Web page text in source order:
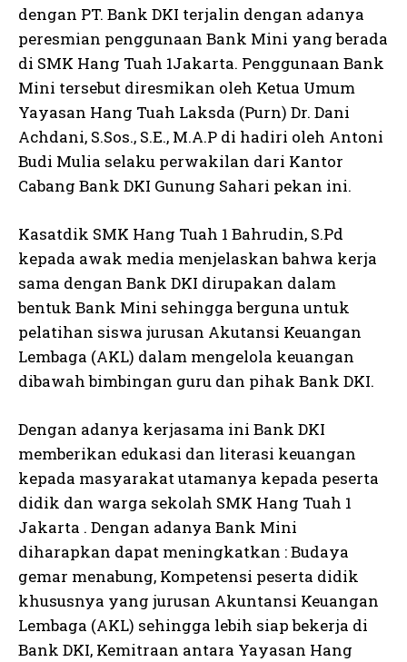
dengan PT. Bank DKI terjalin dengan adanya
peresmian penggunaan Bank Mini yang berada
di SMK Hang Tuah 1Jakarta. Penggunaan Bank
Mini tersebut diresmikan oleh Ketua Umum
Yayasan Hang Tuah Laksda (Purn) Dr. Dani
Achdani, S.Sos., S.E., M.A.P di hadiri oleh Antoni
Budi Mulia selaku perwakilan dari Kantor
Cabang Bank DKI Gunung Sahari pekan ini.
Kasatdik SMK Hang Tuah 1 Bahrudin, S.Pd
kepada awak media menjelaskan bahwa kerja
sama dengan Bank DKI dirupakan dalam
bentuk Bank Mini sehingga berguna untuk
pelatihan siswa jurusan Akutansi Keuangan
Lembaga (AKL) dalam mengelola keuangan
dibawah bimbingan guru dan pihak Bank DKI.
Dengan adanya kerjasama ini Bank DKI
memberikan edukasi dan literasi keuangan
kepada masyarakat utamanya kepada peserta
didik dan warga sekolah SMK Hang Tuah 1
Jakarta . Dengan adanya Bank Mini
diharapkan dapat meningkatkan : Budaya
gemar menabung, Kompetensi peserta didik
khususnya yang jurusan Akuntansi Keuangan
Lembaga (AKL) sehingga lebih siap bekerja di
Bank DKI, Kemitraan antara Yayasan Hang